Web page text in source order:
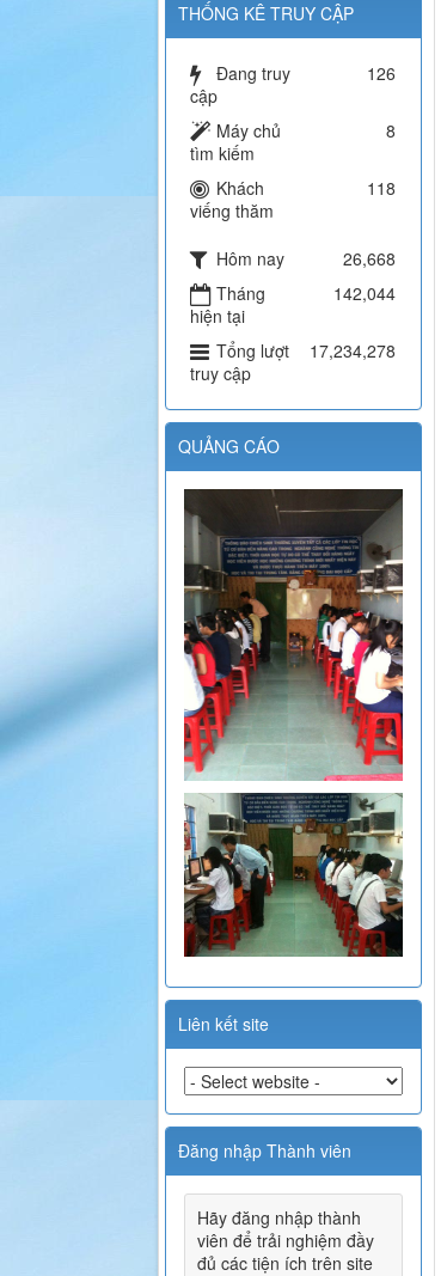
THỐNG KÊ TRUY CẬP
Đang truy
cập
126
Máy chủ
tìm kiếm
8
Khách
viếng thăm
118
Hôm nay
26,668
Tháng
hiện tại
142,044
Tổng lượt
truy cập
17,234,278
QUẢNG CÁO
Liên kết site
Đăng nhập Thành viên
Hãy đăng nhập thành
viên để trải nghiệm đầy
đủ các tiện ích trên site